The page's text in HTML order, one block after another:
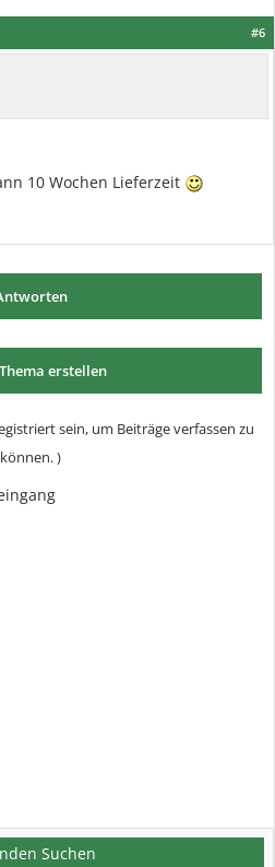
#6
10 Wochen Lieferzeit
erstellen
sein, um Beiträge verfassen zu
können. )
Suchen